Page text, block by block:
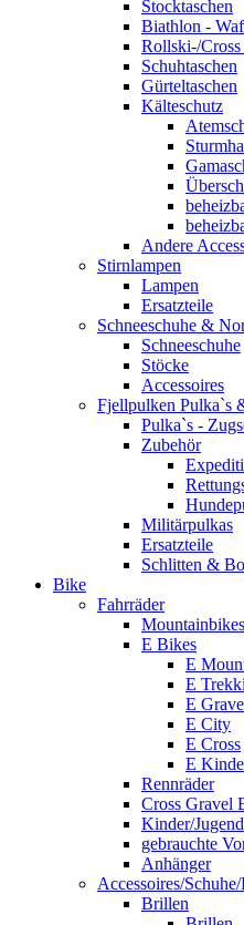
Stocktaschen
Biathlon -
Rollski-/Cross
Schuhtaschen
Gürteltaschen
Kälteschutz
Andere
Stirnlampen
Lampen
Ersatzteile
Schneeschuhe &
Schneeschuhe
Stöcke
Accessoires
Fjellpulken Pulka`s
Pulka`s -
Zubehör
Militärpulkas
Ersatzteile
Schlitten &
Bike
Fahrräder
Mountainbikes
E Bikes
E
E
E
E City
E Cross
E
Rennräder
Cross Gravel
Kinder/Jugend
gebrauchte
Anhänger
Accessoires/
Brillen